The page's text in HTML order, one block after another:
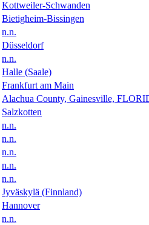
Kottweiler-Schwanden
Bietigheim-Bissingen
n.n.
Düsseldorf
n.n.
Halle (Saale)
Frankfurt am Main
Alachua County, Gainesville,
Salzkotten
n.n.
n.n.
n.n.
n.n.
n.n.
Jyväskylä (Finnland)
Hannover
n.n.